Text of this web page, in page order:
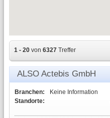
1 - 20 von 6327 Treffer
ALSO Actebis GmbH
Branchen:
Keine Information
Standorte: